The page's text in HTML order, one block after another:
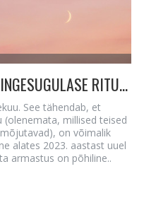
NOORKUU KAKSIKLEEGI JA HINGESUGULASE RITUAAL - ARMASTUSEÕNNE SUURENDAMINE
See tähendab, et
(olenemata, millised teised
on võimalik
alates 2023. aastast uuel
armastus on põhiline..